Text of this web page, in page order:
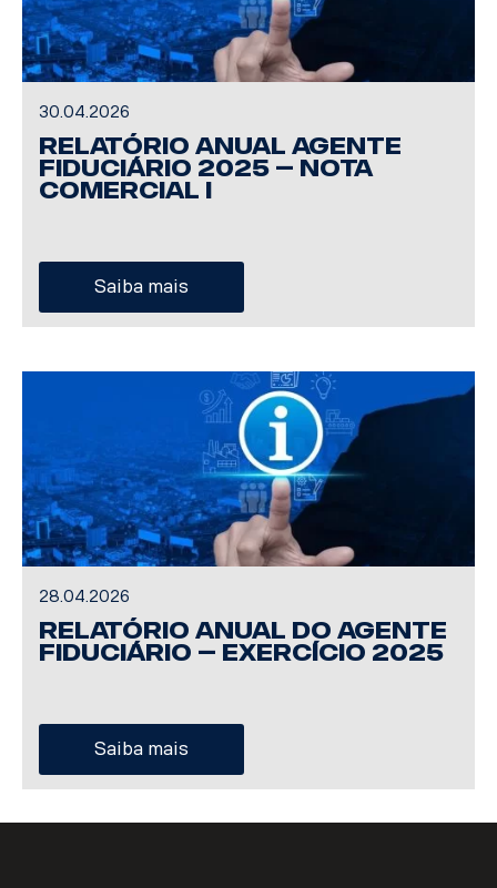
30.04.2026
Relatório Anual Agente
Fiduciário 2025 – Nota
Comercial I
Saiba mais
28.04.2026
Relatório Anual do Agente
Fiduciário – Exercício 2025
Saiba mais